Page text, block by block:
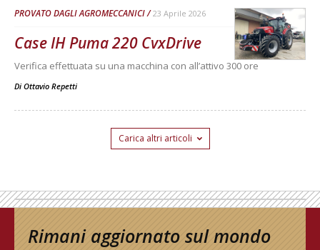
PROVATO DAGLI AGROMECCANICI 23 Aprile 2026
Case IH Puma 220 CvxDrive
Verifica effettuata su una macchina con all’attivo 300 ore
Di Ottavio Repetti
Carica altri articoli
Rimani aggiornato sul mondo